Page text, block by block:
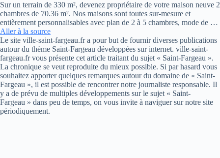
n
u
Sur un terrain de 330 m², devenez propriétaire de votre maison neuve 2
chambres de 70.36 m². Nos maisons sont toutes sur-mesure et
entièrement personnalisables avec plan de 2 à 5 chambres, mode de …
Aller à la source
Le site ville-saint-fargeau.fr a pour but de fournir diverses publications
autour du thème Saint-Fargeau développées sur internet. ville-saint-
fargeau.fr vous présente cet article traitant du sujet « Saint-Fargeau ».
La chronique se veut reproduite du mieux possible. Si par hasard vous
souhaitez apporter quelques remarques autour du domaine de « Saint-
Fargeau », il est possible de rencontrer notre journaliste responsable. Il
y a de prévu de multiples développements sur le sujet « Saint-
Fargeau » dans peu de temps, on vous invite à naviguer sur notre site
périodiquement.